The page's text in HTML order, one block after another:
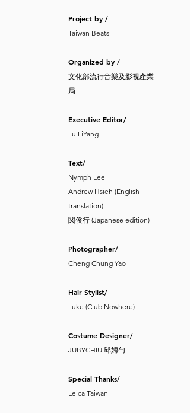
Project by /
Taiwan Beats
Organized by /
文化部流行音樂及影視產業
局
Executive Editor/
Lu LiYang
Text/
Nymph Lee
Andrew Hsieh (English
translation)
関俊行 (Japanese edition)
Photographer/
Cheng Chung Yao
Hair Stylist/
Luke (Club Nowhere)
Costume Designer/
JUBYCHIU 邱娉勻
Special Thanks/
Leica Taiwan